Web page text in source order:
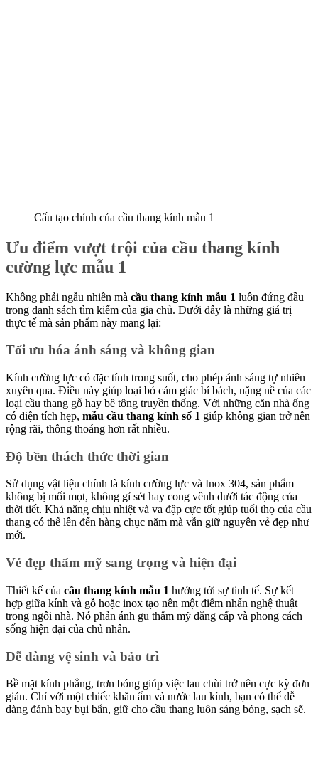
Cấu tạo chính của cầu thang kính mẫu 1
Ưu điểm vượt trội của cầu thang kính
cường lực mẫu 1
Không phải ngẫu nhiên mà cầu thang kính mẫu 1 luôn đứng đầu
trong danh sách tìm kiếm của gia chủ. Dưới đây là những giá trị
thực tế mà sản phẩm này mang lại:
Tối ưu hóa ánh sáng và không gian
Kính cường lực có đặc tính trong suốt, cho phép ánh sáng tự nhiên
xuyên qua. Điều này giúp loại bỏ cảm giác bí bách, nặng nề của các
loại cầu thang gỗ hay bê tông truyền thống. Với những căn nhà ống
có diện tích hẹp, mẫu cầu thang kính số 1 giúp không gian trở nên
rộng rãi, thông thoáng hơn rất nhiều.
Độ bền thách thức thời gian
Sử dụng vật liệu chính là kính cường lực và Inox 304, sản phẩm
không bị mối mọt, không gỉ sét hay cong vênh dưới tác động của
thời tiết. Khả năng chịu nhiệt và va đập cực tốt giúp tuổi thọ của cầu
thang có thể lên đến hàng chục năm mà vẫn giữ nguyên vẻ đẹp như
mới.
Vẻ đẹp thẩm mỹ sang trọng và hiện đại
Thiết kế của cầu thang kính mẫu 1 hướng tới sự tinh tế. Sự kết
hợp giữa kính và gỗ hoặc inox tạo nên một điểm nhấn nghệ thuật
trong ngôi nhà. Nó phản ánh gu thẩm mỹ đẳng cấp và phong cách
sống hiện đại của chủ nhân.
Dễ dàng vệ sinh và bảo trì
Bề mặt kính phẳng, trơn bóng giúp việc lau chùi trở nên cực kỳ đơn
giản. Chỉ với một chiếc khăn ẩm và nước lau kính, bạn có thể dễ
dàng đánh bay bụi bẩn, giữ cho cầu thang luôn sáng bóng, sạch sẽ.